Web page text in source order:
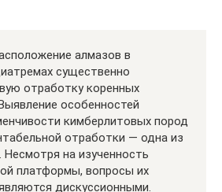
алмазов в
существенно
отработку коренных
особенностей
кимберлитовых пород
отработки — одна из
на изученность
платформы, вопросы их
дискуссионными.